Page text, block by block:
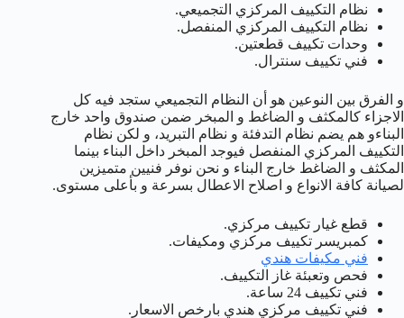
نظام التكييف المركزي التجميعي.
نظام التكييف المركزي المنفصل.
وحدات تكييف قطعتين.
فني تكييف سنترال.
و الفرق بين النوعين هو أن النظام التجميعي ستجد فيه كل
الاجزاء كالمكثف و الضاغط و المبخر ضمن صندوق واحد خارج
البناءو هم يضم نظام التدفئة و نظام التبريد، و لكن نظام
التكييف المركزي المنفصل فيوجد المبخر داخل البناء بينما
المكثف و الضاغط خارج البناء و نحن نوفر فنيين متميزين
لصيانة كافة الانواع و اصلاح الاعطال بسرعة و بأعلى مستوى.
قطع غيار تكييف مركزي.
كمبريسر تكييف مركزي ومكيفات.
فني مكيفات هندي
فحص وتعبئة غاز التكييف.
فني تكييف 24 ساعة.
فني تكييف مركزي هندي بارخص الاسعار.